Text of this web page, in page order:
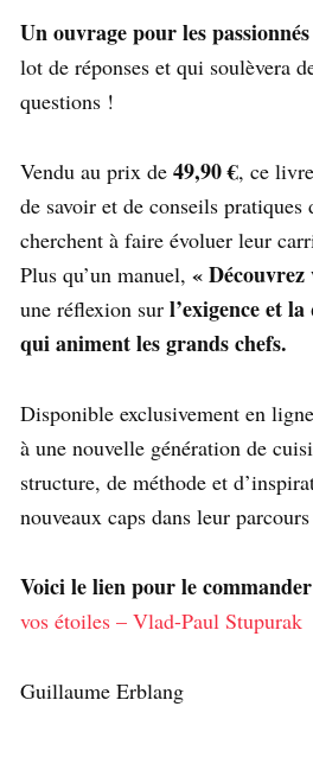
Un ouvrage pour les passionnés
lot de réponses et qui soulèvera
questions !
Vendu au prix de 49,90 €, ce
de savoir et de conseils pratiques
cherchent à faire évoluer leur
Plus qu’un manuel, « Découvrez
une réflexion sur l’exigence et
qui animent les grands chefs.
Disponible exclusivement en
à une nouvelle génération de
structure, de méthode et
nouveaux caps dans leur
Voici le lien pour le commander
vos étoiles – Vlad-Paul Stupurak
Guillaume Erblang